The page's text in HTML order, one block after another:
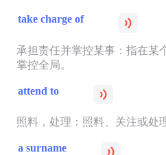
take charge of
承担责任并掌控某事：指在某
掌控全局。
attend to
照料，处理：照料、关注或处
a surname